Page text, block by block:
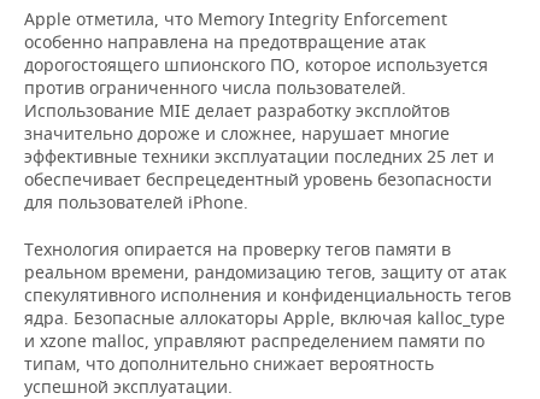
Apple отметила, что Memory Integrity Enforcement
особенно направлена на предотвращение атак
дорогостоящего шпионского ПО, которое используется
против ограниченного числа пользователей.
Использование MIE делает разработку эксплойтов
значительно дороже и сложнее, нарушает многие
эффективные техники эксплуатации последних 25 лет и
обеспечивает беспрецедентный уровень безопасности
для пользователей iPhone.
Технология опирается на проверку тегов памяти в
реальном времени, рандомизацию тегов, защиту от атак
спекулятивного исполнения и конфиденциальность тегов
ядра. Безопасные аллокаторы Apple, включая kalloc_type
и xzone malloc, управляют распределением памяти по
типам, что дополнительно снижает вероятность
успешной эксплуатации.